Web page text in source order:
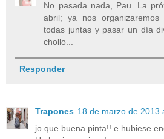
No pasada nada, Pau. La
abril; ya nos
todas juntas y pasar un día
chollo...
Responder
Trapones 18 de marzo de 2013
jo que buena pinta!! e hubiese